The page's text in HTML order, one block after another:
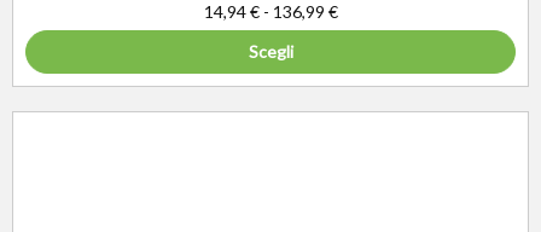
14,94€ - 136,99 €
Scegli